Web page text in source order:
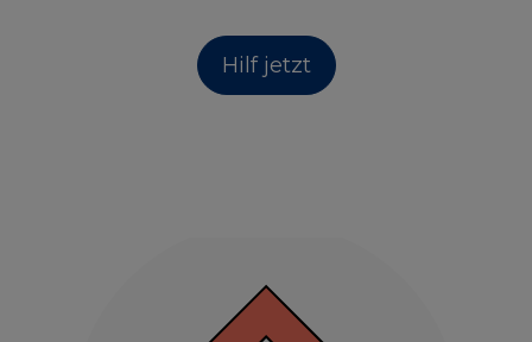
Hilf jetzt